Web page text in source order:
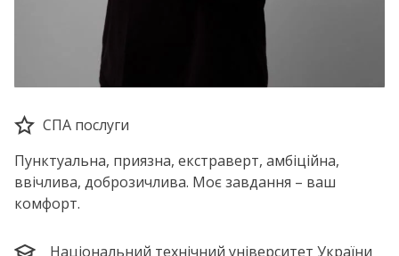
СПА послуги
Пунктуальна, приязна, екстраверт, амбіційна,
ввічлива, доброзичлива. Моє завдання – ваш
комфорт.
Національний технічний університет України